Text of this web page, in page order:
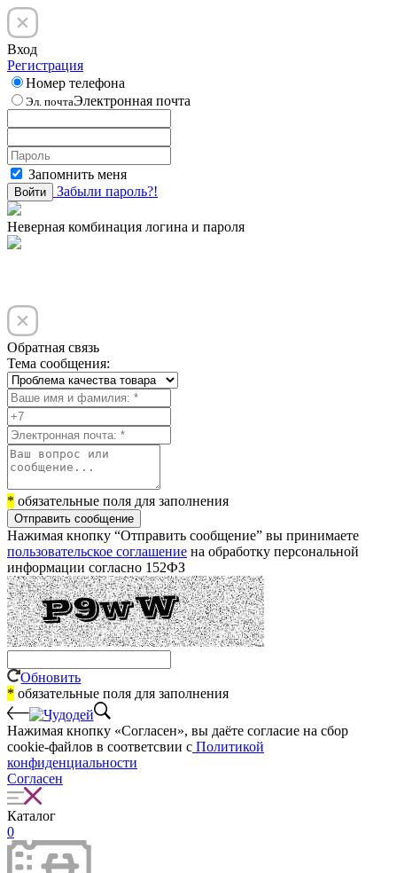
Вход
Регистрация
Номер телефона
Эл. почтаЭлектронная почта
Запомнить меня
Войти Забыли пароль?!
Неверная комбинация логина и пароля
Обратная связь
Тема сообщения:
* обязательные поля для заполнения
Отправить сообщение
Нажимая кнопку “Отправить сообщение” вы принимаете
пользовательское соглашение на обработку персональной
информации согласно 152ФЗ
Обновить
* обязательные поля для заполнения
Нажимая кнопку «Согласен», вы даёте cогласие на сбор
cookie-файлов в соответсвии с Политикой
конфиденциальности
Согласен
Каталог
0